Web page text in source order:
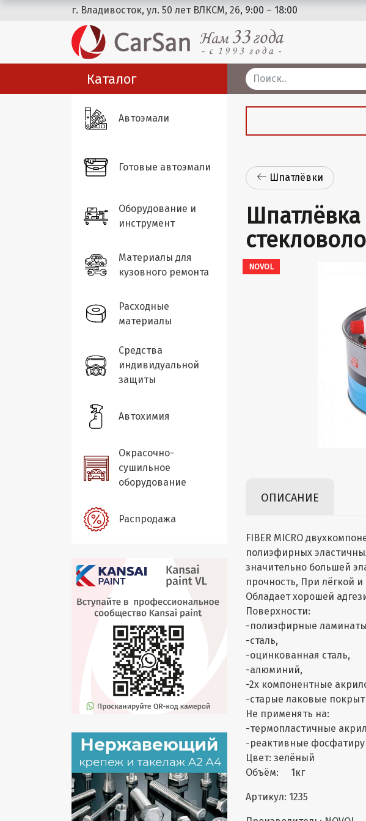
г. Владивосток, ул. 50 лет ВЛКСМ, 26, 9:00 – 18:00
Каталог
Автоэмали
Готовые автоэмали
Оборудование и
инструмент
Материалы для
кузовного ремонта
Расходные
материалы
Средства
индивидуальной
защиты
Автохимия
Окрасочно-
сушильное
оборудование
Распродажа
Шпатлёвки
Шпатлёвка
NOVOL
ОПИСАНИЕ
FIBER MICRO
полиэфирных
значительно большей
прочность, При лёгкой
Обладает хорошей
Поверхности:
-полиэфирные
-сталь,
-оцинкованная сталь,
-алюминий,
-2х компонентные
-старые лаковые
Не применять на:
-термопластичные
-реактивные
Цвет: зелёный
Объём: 1кг
Артикул: 1235